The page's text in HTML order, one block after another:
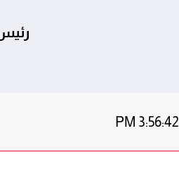
3:56:44 PM